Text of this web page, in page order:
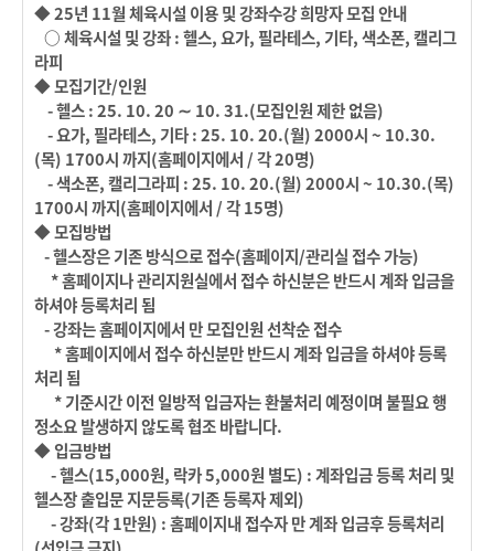
◆ 25년 11월 체육시설 이용 및 강좌수강 희망자 모집 안내
○ 체육시설 및 강좌 : 헬스, 요가, 필라테스, 기타, 색소폰, 캘리그
라피
◆ 모집기간/인원
- 헬스 : 25. 10. 20 ∼ 10. 31.(모집인원 제한 없음)
- 요가, 필라테스, 기타 : 25. 10. 20.(월) 2000시 ~ 10.30.
(목) 1700시 까지(홈페이지에서 / 각 20명)
- 색소폰, 캘리그라피 : 25. 10. 20.(월) 2000시 ~ 10.30.(목)
1700시 까지(홈페이지에서 / 각 15명)
◆ 모집방법
- 헬스장은 기존 방식으로 접수(홈페이지/관리실 접수 가능)
* 홈페이지나 관리지원실에서 접수 하신분은 반드시 계좌 입금을
하셔야 등록처리 됨
- 강좌는 홈페이지에서 만 모집인원 선착순 접수
* 홈페이지에서 접수 하신분만 반드시 계좌 입금을 하셔야 등록
처리 됨
* 기준시간 이전 일방적 입금자는 환불처리 예정이며 불필요 행
정소요 발생하지 않도록협조 바랍니다.
◆ 입금방법
- 헬스(15,000원, 락카 5,000원 별도) : 계좌입금 등록 처리 및
헬스장 출입문 지문등록(기존 등록자 제외)
- 강좌(각 1만원) : 홈페이지내 접수자 만 계좌 입금후 등록처리